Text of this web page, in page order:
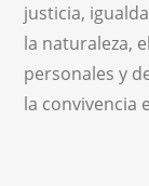
justicia,
la naturaleza,
personales y
la convivencia